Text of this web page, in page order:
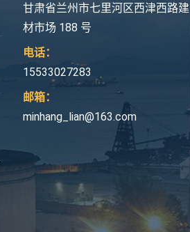
甘肃省兰州市七里河区西津西路建
材市场 188 号
电话：
15533027283
邮箱：
minhang_lian@163.com